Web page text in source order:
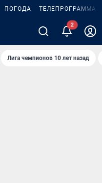
ПОГОДА ТЕЛЕПРОГРАММА
2
Лига чемпионов 10 лет назад